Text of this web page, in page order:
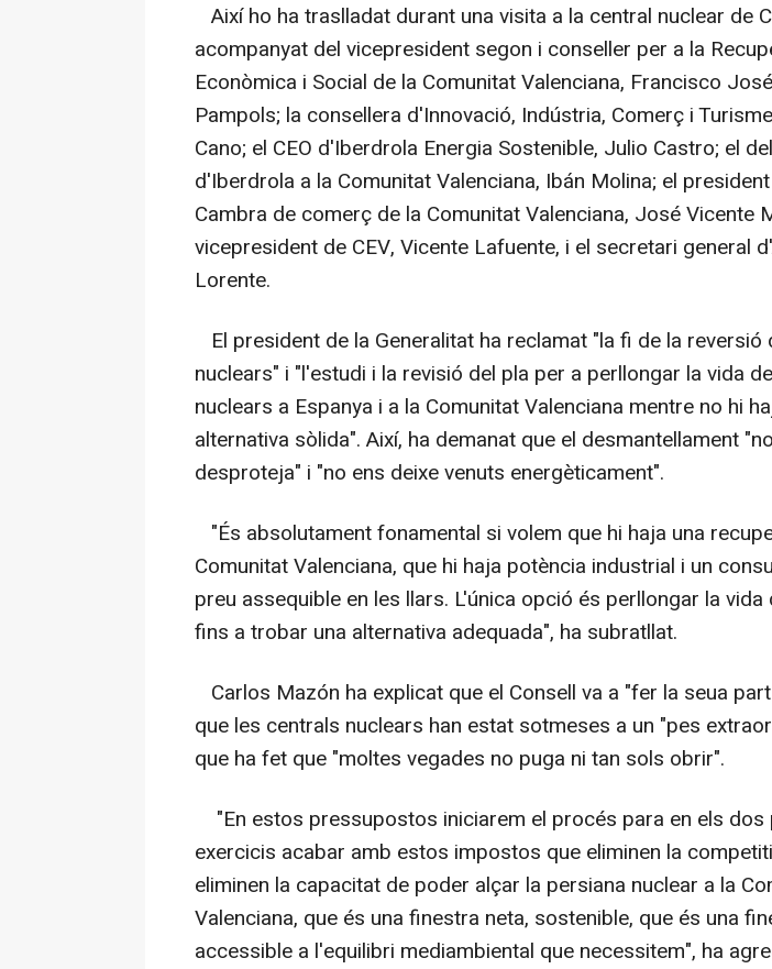
Així ho ha traslladat durant una visita a la central nuclear de
acompanyat del vicepresident segon i conseller per a la
Econòmica i Social de la Comunitat Valenciana, Francisco
Pampols; la consellera d'Innovació, Indústria, Comerç i
Cano; el CEO d'Iberdrola Energia Sostenible, Julio Castro; el
d'Iberdrola a la Comunitat Valenciana, Ibán Molina; el
Cambra de comerç de la Comunitat Valenciana, José Vicente
vicepresident de CEV, Vicente Lafuente, i el secretari general
Lorente.
El president de la Generalitat ha reclamat "la fi de la reversió
nuclears" i "l'estudi i la revisió del pla per a perllongar la vida
nuclears a Espanya i a la Comunitat Valenciana mentre no hi
alternativa sòlida". Així, ha demanat que el desmantellament
desproteja" i "no ens deixe venuts energèticament".
"És absolutament fonamental si volem que hi haja una
Comunitat Valenciana, que hi haja potència industrial i un
preu assequible en les llars. L'única opció és perllongar la
fins a trobar una alternativa adequada", ha subratllat.
Carlos Mazón ha explicat que el Consell va a "fer la seua
que les centrals nuclears han estat sotmeses a un "pes
que ha fet que "moltes vegades no puga ni tan sols obrir".
"En estos pressupostos iniciarem el procés para en els dos
exercicis acabar amb estos impostos que eliminen la
eliminen la capacitat de poder alçar la persiana nuclear a la
Valenciana, que és una finestra neta, sostenible, que és una
accessible a l'equilibri mediambiental que necessitem", ha